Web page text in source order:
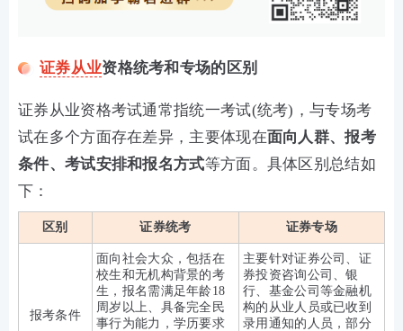
证券从业资格统考和专场的区别
证券从业资格考试通常指统一考试(统考)，与专场考
试在多个方面存在差异，主要体现在面向人群、报考
条件、考试安排和报名方式等方面。‌具体区别总结如
下：
区别 证券统考 证券专场
报考条件
面向社会大众，包括在
校生和无机构背景的考
生，报名需满足年龄18
周岁以上、具备完全民
事行为能力，学历要求
主要针对证券公司、证
券投资咨询公司、银
行、基金公司等金融机
构的从业人员或已收到
录用通知的人员，部分